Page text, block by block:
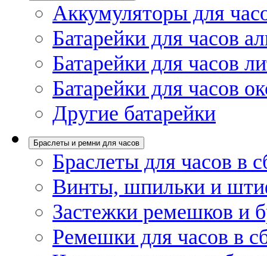
Аккумуляторы для
Батарейки для часов
Батарейки для часов
Батарейки для часов
Другие батарейки
Браслеты и ремни для часов
Браслеты для часов в
Винты, шпильки и
Застежки ремешков и
Ремешки для часов в